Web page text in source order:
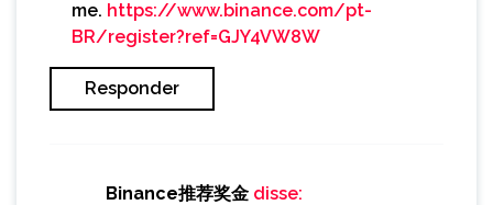
me. https://www.binance.com/pt-
BR/register?ref=GJY4VW8W
Responder
Binance推荐奖金 disse: